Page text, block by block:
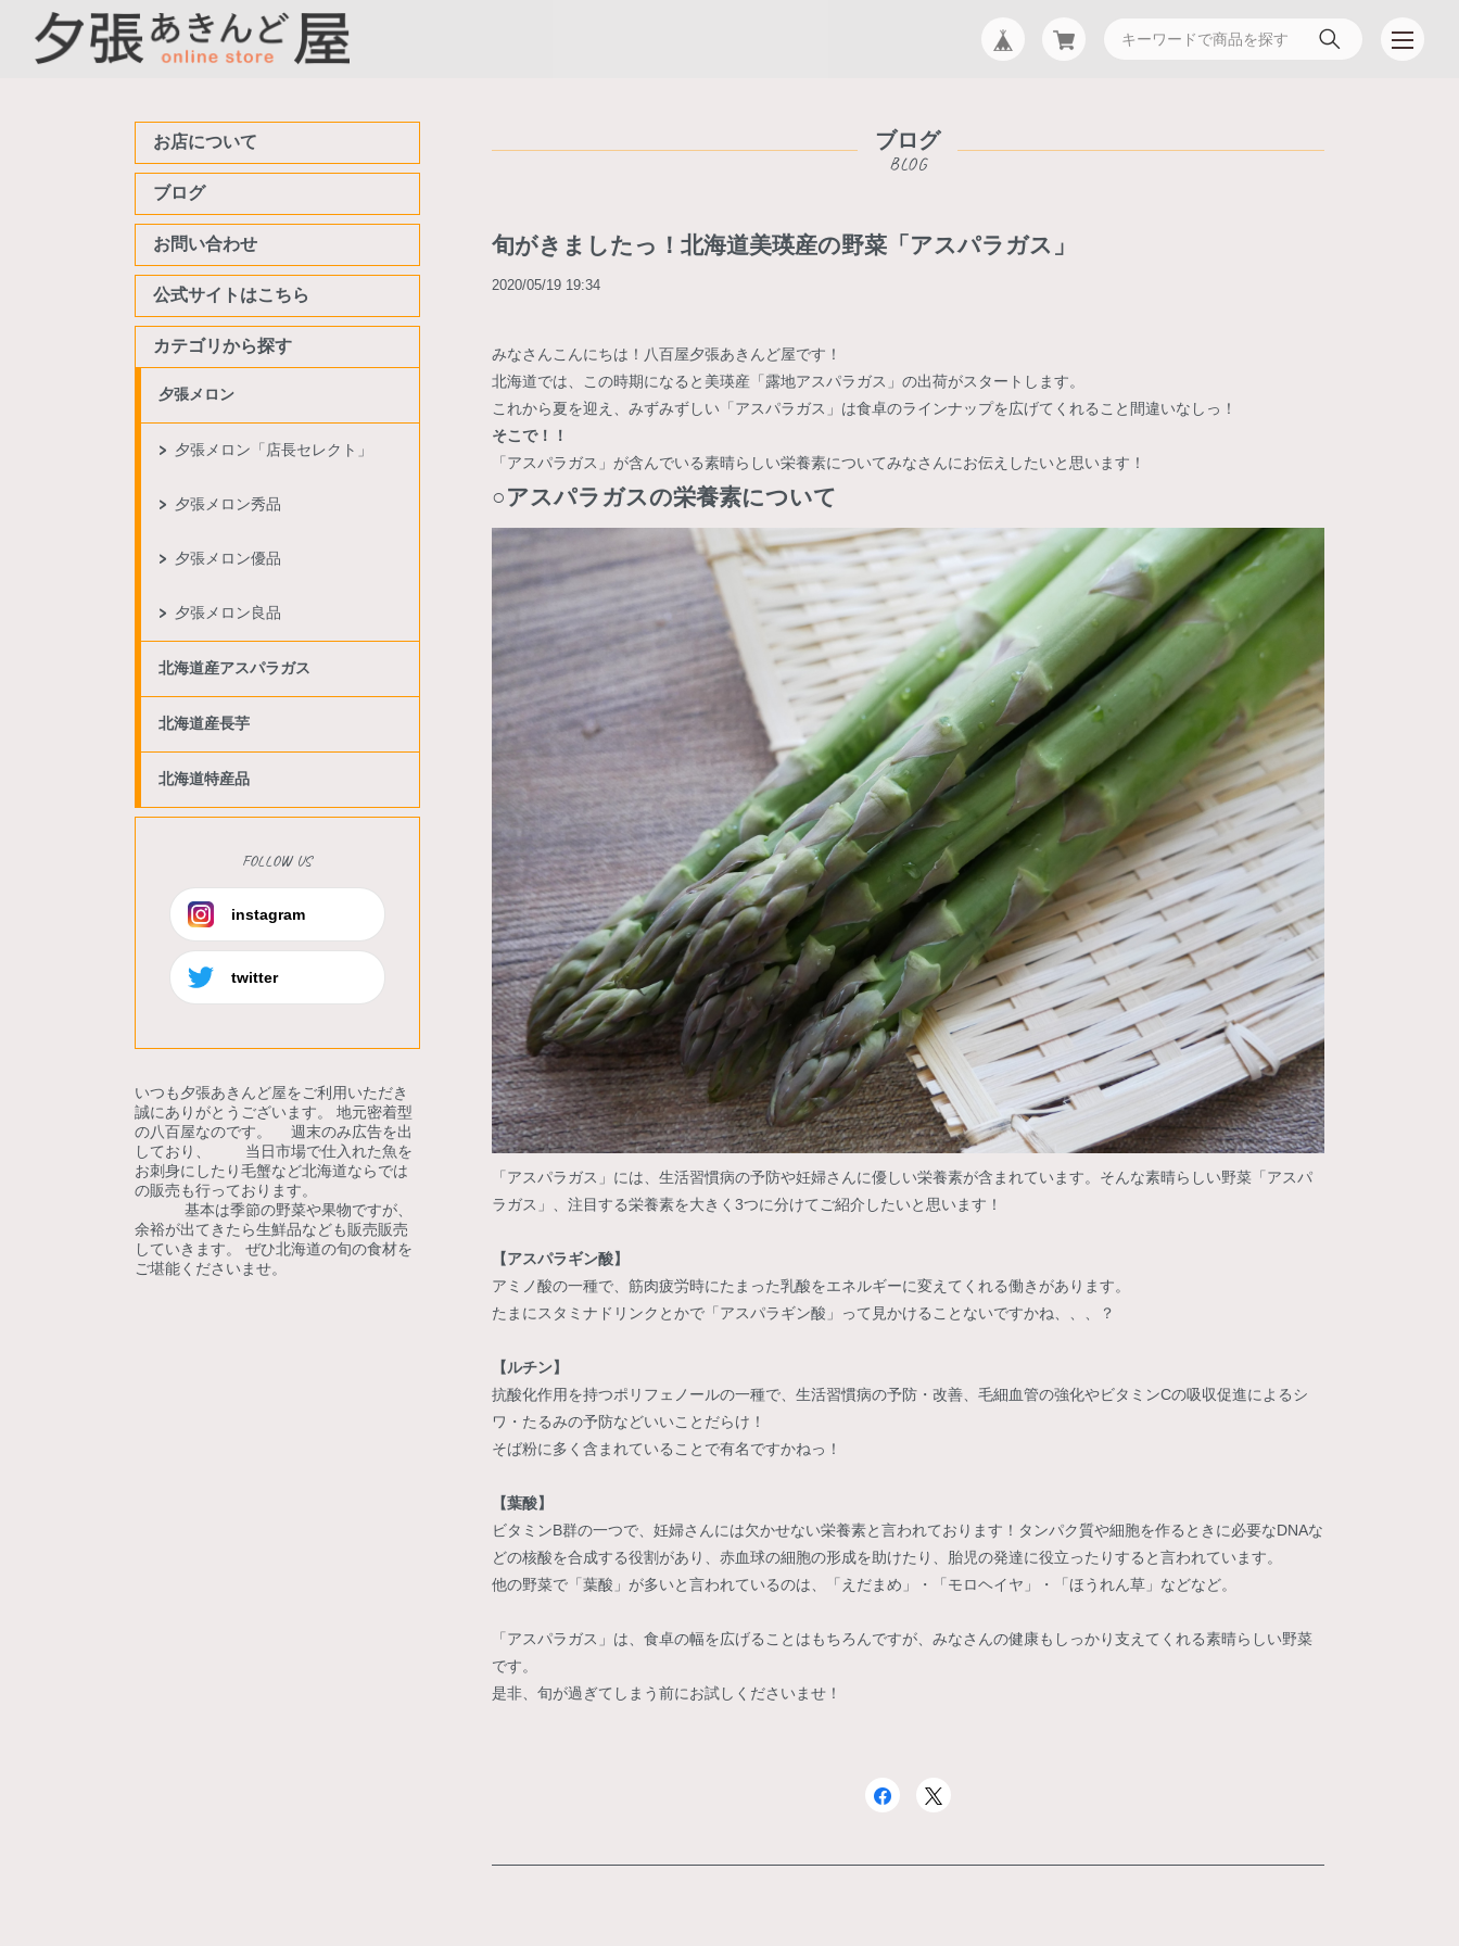
お店について
ブログ
お問い合わせ
公式サイトはこちら
カテゴリから探す
夕張メロン
夕張メロン「店長セレクト」
夕張メロン秀品
夕張メロン優品
夕張メロン良品
北海道産アスパラガス
北海道産長芋
北海道特産品
FOLLOW US
instagram
twitter
いつも夕張あきんど屋をご利用いただき
誠にありがとうございます。 地元密着型
の八百屋なのです。 週末のみ広告を出
しており、 当日市場で仕入れた魚を
お刺身にしたり毛蟹など北海道ならでは
の販売も行っております。
基本は季節の野菜や果物ですが、
余裕が出てきたら生鮮品なども販売販売
していきます。 ぜひ北海道の旬の食材を
ご堪能くださいませ。
ブログ
旬がきましたっ！北海道美瑛産の野菜「アスパラガス」
2020/05/19 19:34
みなさんこんにちは！八百屋夕張あきんど屋です！
北海道では、この時期になると美瑛産「露地アスパラガス」の出荷がスタートします。
これから夏を迎え、みずみずしい「アスパラガス」は食卓のラインナップを広げてくれること間違いなしっ！
そこで！！
「アスパラガス」が含んでいる素晴らしい栄養素についてみなさんにお伝えしたいと思います！
○アスパラガスの栄養素について
「アスパラガス」には、生活習慣病の予防や妊婦さんに優しい栄養素が含まれています。そんな素晴らしい野菜「アスパ
ラガス」、注目する栄養素を大きく3つに分けてご紹介したいと思います！
【アスパラギン酸】
アミノ酸の一種で、筋肉疲労時にたまった乳酸をエネルギーに変えてくれる働きがあります。
たまにスタミナドリンクとかで「アスパラギン酸」って見かけることないですかね、、、？
【ルチン】
抗酸化作用を持つポリフェノールの一種で、生活習慣病の予防・改善、毛細血管の強化やビタミンCの吸収促進によるシ
ワ・たるみの予防などいいことだらけ！
そば粉に多く含まれていることで有名ですかねっ！
【葉酸】
ビタミンB群の一つで、妊婦さんには欠かせない栄養素と言われております！タンパク質や細胞を作るときに必要なDNAな
どの核酸を合成する役割があり、赤血球の細胞の形成を助けたり、胎児の発達に役立ったりすると言われています。
他の野菜で「葉酸」が多いと言われているのは、「えだまめ」・「モロヘイヤ」・「ほうれん草」などなど。
「アスパラガス」は、食卓の幅を広げることはもちろんですが、みなさんの健康もしっかり支えてくれる素晴らしい野菜
です。
是非、旬が過ぎてしまう前にお試しくださいませ！